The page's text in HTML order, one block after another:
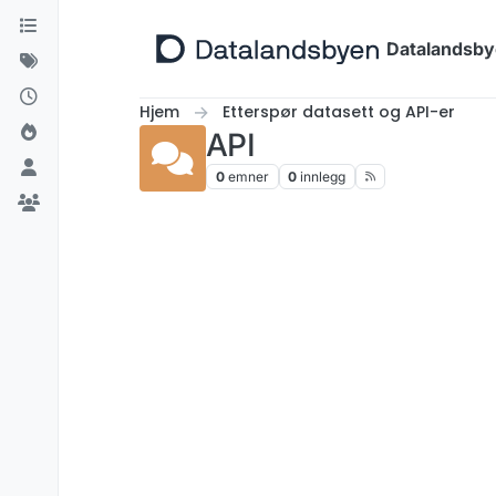
Hopp til innhold
Hjem Etterspør datasett og API-er
API
0 emner 0 innlegg